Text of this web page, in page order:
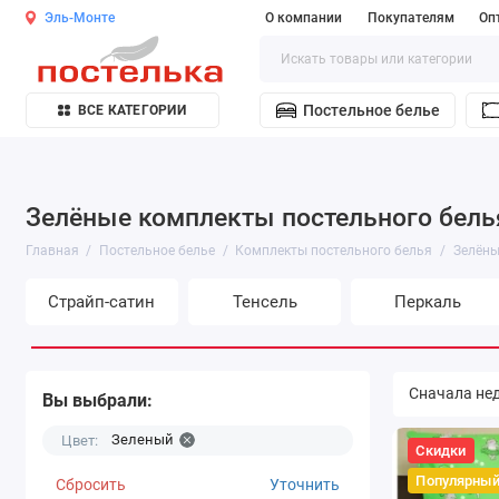
Эль-Монте О компании Покупателям
ВСЕ КАТЕГОРИИ Постельное белье
Зелёные комплекты постельного
Главная Постельное белье Комплекты постельного белья
Страйп-сатин Тенсель Перкаль
Вы выбрали:
Цвет: Зеленый
Сбросить Уточнить
Скидки
Популярный